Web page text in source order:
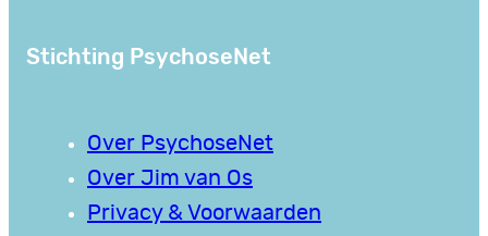
Stichting PsychoseNet
Over PsychoseNet
Over Jim van Os
Privacy & Voorwaarden